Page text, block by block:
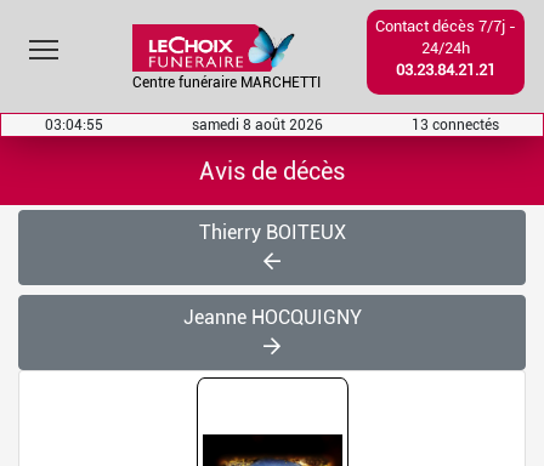
Centre funéraire MARCHETTI
Toggle main menu visibility
Contact décès 7/7j -
24/24h
03.23.84.21.21
03:04:56 samedi 8 août 2026 13 connectés
Avis de décès
Thierry BOITEUX
Jeanne HOCQUIGNY